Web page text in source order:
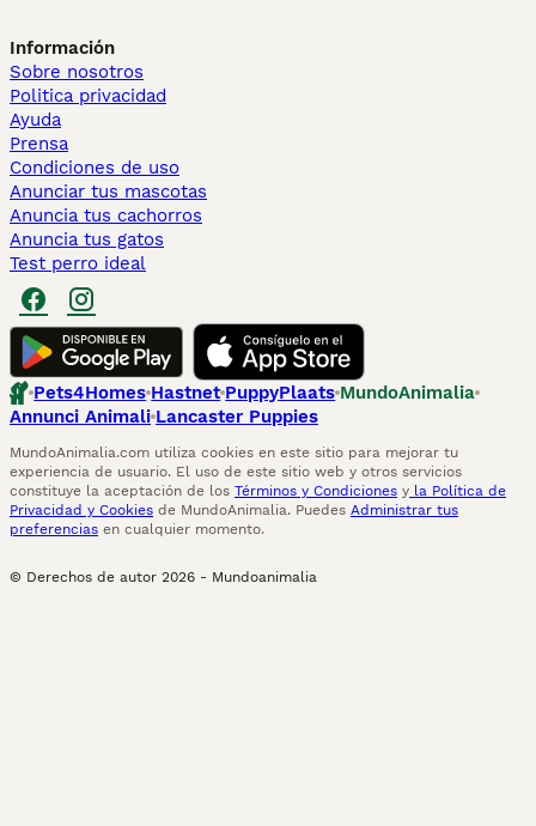
Información
Sobre nosotros
Politica privacidad
Ayuda
Prensa
Condiciones de uso
Anunciar tus mascotas
Anuncia tus cachorros
Anuncia tus gatos
Test perro ideal
Pets4Homes Hastnet PuppyPlaats MundoAnimalia
Annunci Animali Lancaster Puppies
MundoAnimalia.com utiliza cookies en este sitio para mejorar tu
experiencia de usuario. El uso de este sitio web y otros servicios
constituye la aceptación de los Términos y Condiciones y la Política de
Privacidad y Cookies de MundoAnimalia. Puedes Administrar tus
preferencias en cualquier momento.
© Derechos de autor 2026 - Mundoanimalia